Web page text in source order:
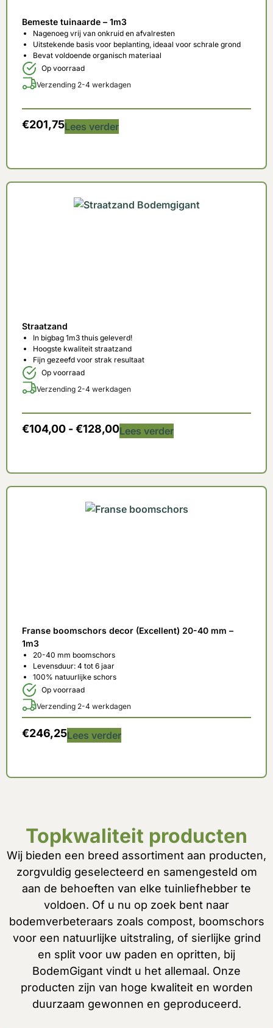
Bemeste tuinaarde – 1m3
Nagenoeg vrij van onkruid en afvalresten
Uitstekende basis voor beplanting, ideaal voor schrale grond
Bevat voldoende organisch materiaal
Op voorraad
Verzending 2-4 werkdagen
€201,75Lees verder
Straatzand
In bigbag 1m3 thuis geleverd!
Hoogste kwaliteit straatzand
Fijn gezeefd voor strak resultaat
Op voorraad
Verzending 2-4 werkdagen
€104,00 -€128,00Lees verder
Franse boomschors decor (Excellent) 20-40 mm –
1m3
20-40 mm boomschors
Levensduur: 4 tot 6 jaar
100% natuurlijke schors
Op voorraad
Verzending 2-4 werkdagen
€246,25Lees verder
Topkwaliteit producten
Wij bieden een breed assortiment aan producten,
zorgvuldig geselecteerd en samengesteld om
aan de behoeften van elke tuinliefhebber te
voldoen. Of u nu op zoek bent naar
bodemverbeteraars zoals compost, boomschors
voor een natuurlijke uitstraling, of sierlijke grind
en split voor uw paden en opritten, bij
BodemGigant vindt u het allemaal. Onze
producten zijn van hoge kwaliteit en worden
duurzaam gewonnen en geproduceerd.